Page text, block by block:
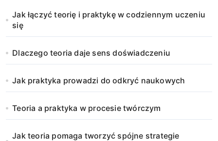
Jak łączyć teorię i praktykę w codziennym uczeniu
się
Dlaczego teoria daje sens doświadczeniu
Jak praktyka prowadzi do odkryć naukowych
Teoria a praktyka w procesie twórczym
Jak teoria pomaga tworzyć spójne strategie